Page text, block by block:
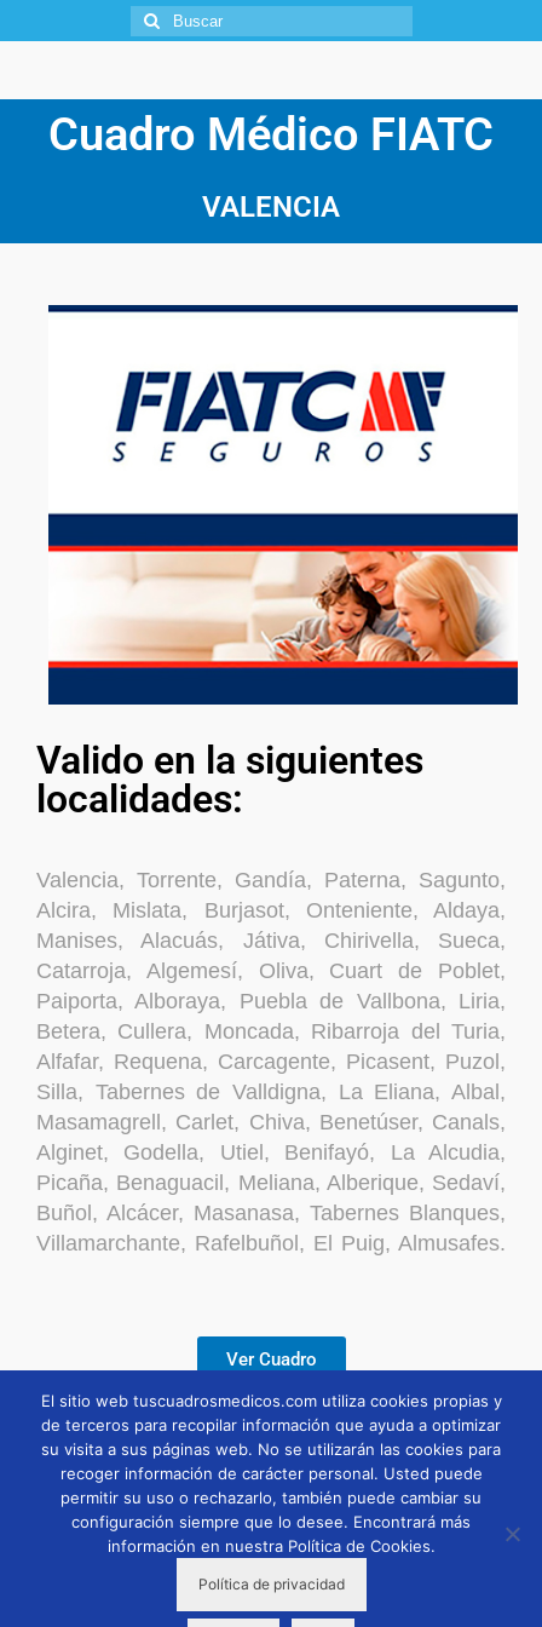
Cuadro Médico FIATC
VALENCIA
Valido en la siguientes
localidades:
Valencia, Torrente, Gandía, Paterna, Sagunto,
Alcira, Mislata, Burjasot, Onteniente, Aldaya,
Manises, Alacuás, Játiva, Chirivella, Sueca,
Catarroja, Algemesí, Oliva, Cuart de Poblet,
Paiporta, Alboraya, Puebla de Vallbona, Liria,
Betera, Cullera, Moncada, Ribarroja del Turia,
Alfafar, Requena, Carcagente, Picasent, Puzol,
Silla, Tabernes de Valldigna, La Eliana, Albal,
Masamagrell, Carlet, Chiva, Benetúser, Canals,
Alginet, Godella, Utiel, Benifayó, La Alcudia,
Picaña, Benaguacil, Meliana, Alberique, Sedaví,
Buñol, Alcácer, Masanasa, Tabernes Blanques,
Villamarchante, Rafelbuñol, El Puig, Almusafes.
Ver Cuadro
Descargar
El sitio web tuscuadrosmedicos.com utiliza cookies propias y
de terceros para recopilar información que ayuda a optimizar
su visita a sus páginas web. No se utilizarán las cookies para
recoger información de carácter personal. Usted puede
permitir su uso o rechazarlo, también puede cambiar su
configuración siempre que lo desee. Encontrará más
información en nuestra Política de Cookies.
Política de privacidad